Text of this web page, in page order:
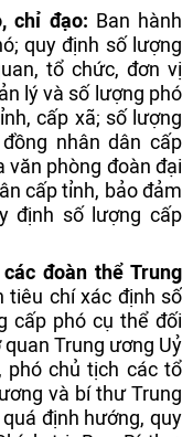
chỉ đạo: Ban hành
quy định số lượng
tổ chức, đơn vị
lý và số lượng phó
cấp xã; số lượng
nhân dân cấp
văn phòng đoàn đại
cấp tỉnh, bảo đảm
định số lượng cấp
đoàn thể Trung
tiêu chí xác định số
cấp phó cụ thể đối
Trung ương Uỷ
phó chủ tịch các tổ
và bí thư Trung
định hướng, quy